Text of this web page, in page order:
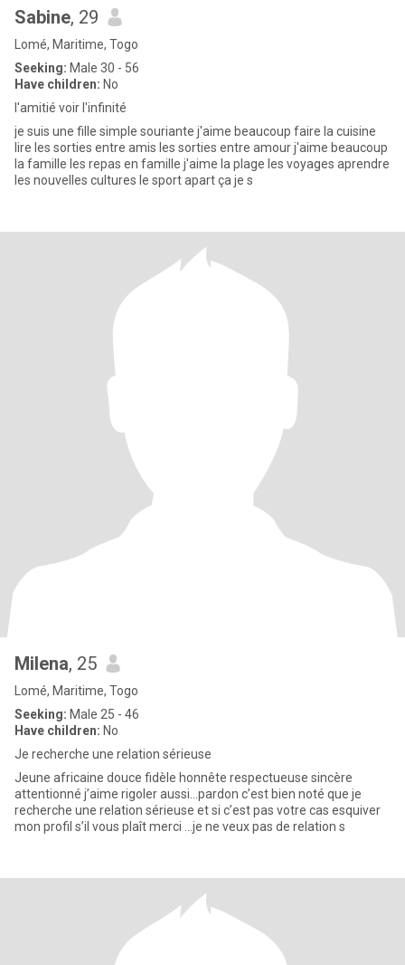
Sabine, 29
Lomé, Maritime, Togo
Seeking: Male 30 - 56
Have children: No
l'amitié voir l'infinité
je suis une fille simple souriante j'aime beaucoup faire la cuisine
lire les sorties entre amis les sorties entre amour j'aime beaucoup
la famille les repas en famille j'aime la plage les voyages aprendre
les nouvelles cultures le sport apart ça je s
Milena, 25
Lomé, Maritime, Togo
Seeking: Male 25 - 46
Have children: No
Je recherche une relation sérieuse
Jeune africaine douce fidèle honnête respectueuse sincère
attentionné j’aime rigoler aussi…pardon c’est bien noté que je
recherche une relation sérieuse et si c’est pas votre cas esquiver
mon profil s’il vous plaît merci …je ne veux pas de relation s